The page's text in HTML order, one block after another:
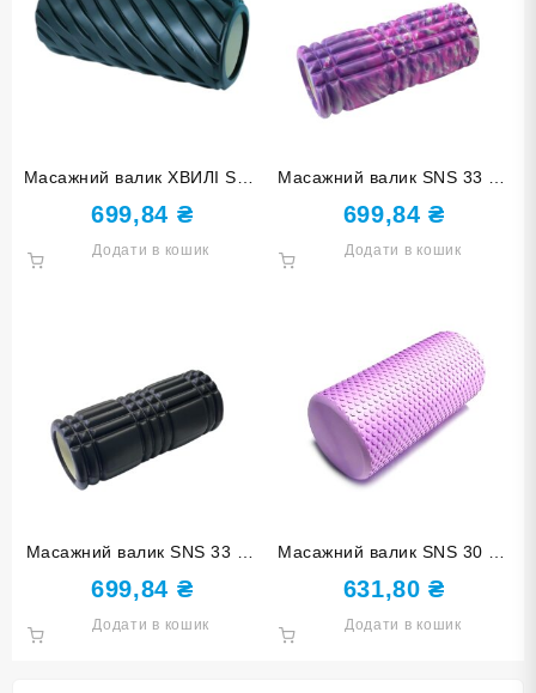
Масажний валик ХВИЛІ SNS
33 см чорний XW7-33-black
699,84 ₴
Додати в кошик
Масажний валик SNS 33 см
хвилясто-фіолетовий
EVASX3-33-KM-purple
699,84₴
Додати в кошик
Масажний валик SNS 33 см
чорний EVASX3-33-black
699,84 ₴
Додати в кошик
Масажний валик SNS 30 см
фіолетовий YJ-30-Ф
631,80₴
Додати в кошик